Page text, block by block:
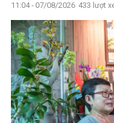
11:04 - 07/08/2026 433 lượt